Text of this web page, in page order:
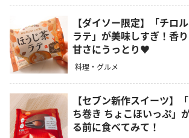
【ダイソー限定】「チロ
ラテ」が美味しすぎ！香
甘さにうっとり♥
料理・グルメ
【セブン新作スイーツ】
ち巻き ちょこほいっぷ」
る前に食べてみて！